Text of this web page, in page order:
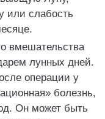
или слабость
вмешательства
лунных дней.
операции у
болезнь,
Он может быть